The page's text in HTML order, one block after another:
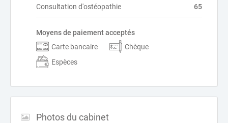
Consultation d'ostéopathie 65
Moyens de paiement acceptés
Carte bancaire
Chèque
Espèces
Photos du cabinet